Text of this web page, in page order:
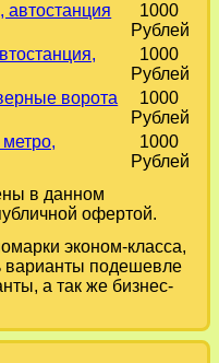
1000
Рублей
1000
Рублей
ворота
1000
Рублей
1000
Рублей
в данном
офертой.
эконом-класса,
подешевле
а так же бизнес-